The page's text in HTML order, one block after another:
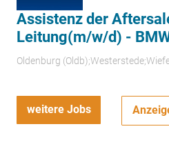
Assistenz der
Leitung(m/w/d) -
Oldenburg
weitere Jobs